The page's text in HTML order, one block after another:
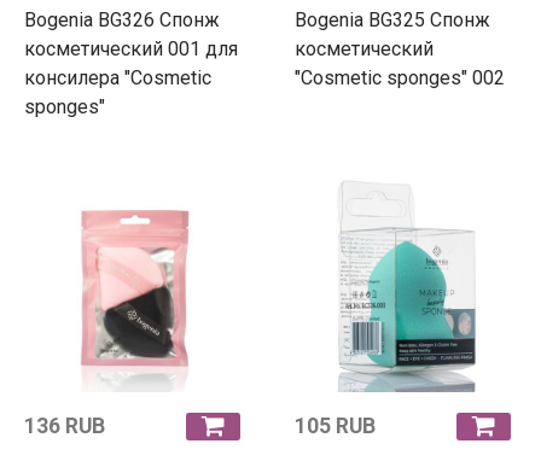
Bogenia BG326 Спонж
косметический 001 для
консилера "Cosmetic
sponges"
Bogenia BG325 Спонж
косметический
"Cosmetic sponges" 002
136 RUB 105 RUB